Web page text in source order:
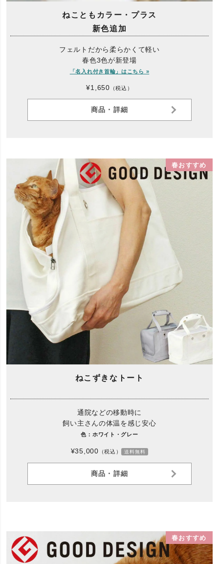
ねこともカラー・プラス
新色追加
フェルトだから柔らかくて軽い
春色3色が新登場
「名入れ付き首輪」はこちら »
¥1,650 （税込）
商品・詳細
春おすすめ
ねこずきなトート
通院などの移動時に
飼い主さんの体温を感じ安心
色：ホワイト・グレー
¥35,000 （税込） 送料無料
商品・詳細
春おすすめ